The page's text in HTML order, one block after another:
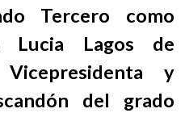
Tercero como
Lucia Lagos de
y
del grado